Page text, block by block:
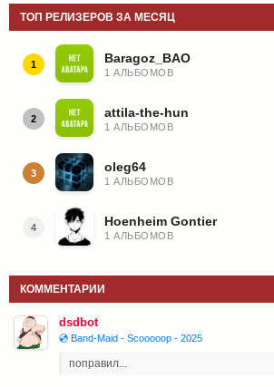
ТОП РЕЛИЗЕРОВ ЗА МЕСЯЦ
1 Baragoz_BAO
1 АЛЬБОМОВ
2 attila-the-hun
1 АЛЬБОМОВ
3 oleg64
1 АЛЬБОМОВ
4 Hoenheim Gontier
1 АЛЬБОМОВ
КОММЕНТАРИИ
dsdbot
💿 Band-Maid - Scooooop - 2025
поправил...